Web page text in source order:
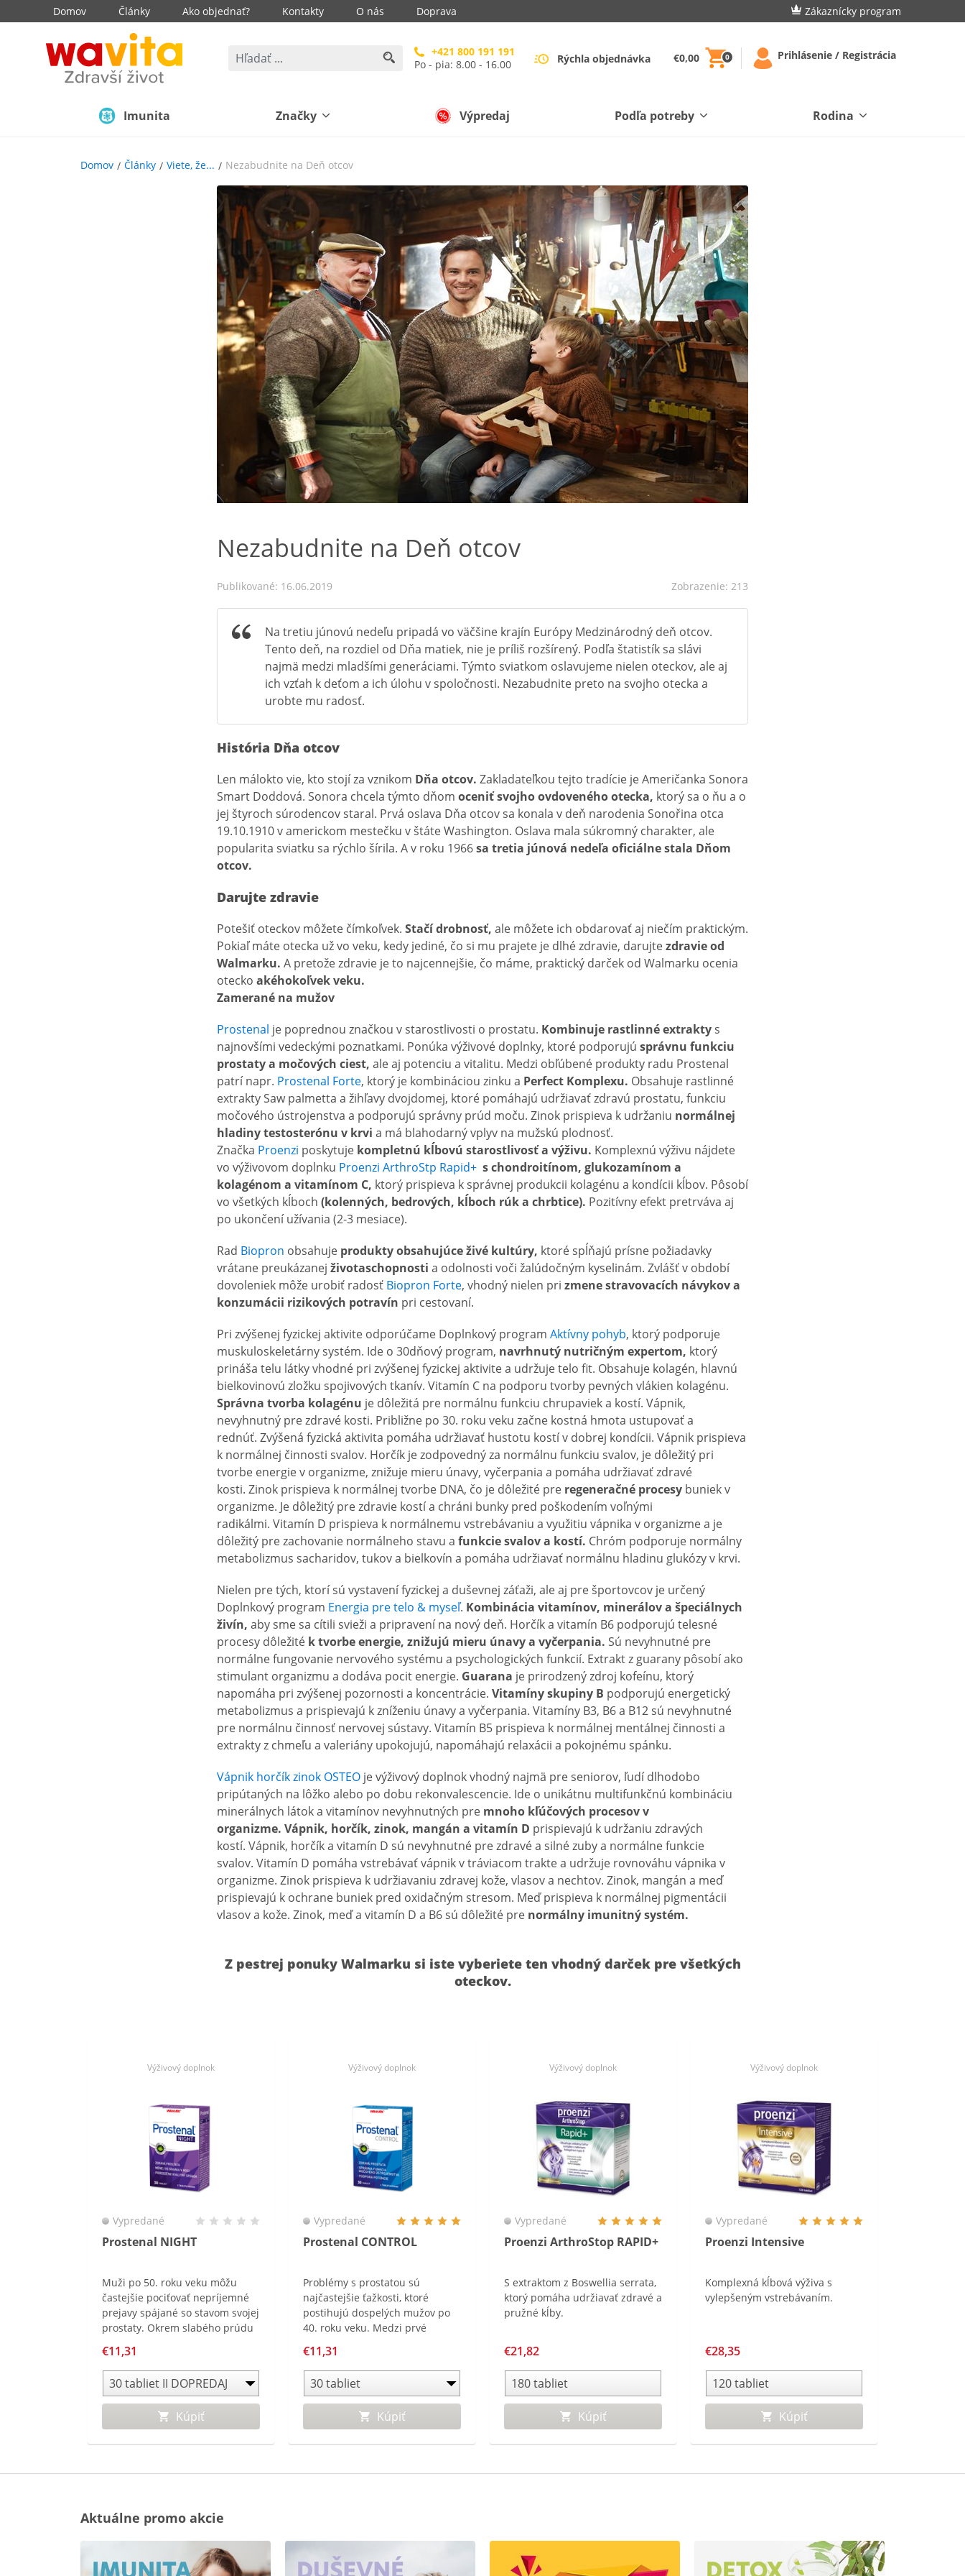
Domov Články Ako objednať? Kontakty O nás Doprava Zákaznícky program
+421 800 191 191
Po - pia: 8.00 - 16.00
Rýchla objednávka €0,00 0 Prihlásenie / Registrácia
Imunita Značky Výpredaj Podľa potreby Rodina
Domov Články Viete, že... Nezabudnite na Deň otcov
Nezabudnite na Deň otcov
Publikované: 16.06.2019 Zobrazenie: 213
Na tretiu júnovú nedeľu pripadá vo väčšine krajín Európy Medzinárodný deň otcov.
Tento deň, na rozdiel od Dňa matiek, nie je príliš rozšírený. Podľa štatistík sa slávi
najmä medzi mladšími generáciami. Týmto sviatkom oslavujeme nielen oteckov, ale aj
ich vzťah k deťom a ich úlohu v spoločnosti. Nezabudnite preto na svojho otecka a
urobte mu radosť.
História Dňa otcov
Len málokto vie, kto stojí za vznikom Dňa otcov. Zakladateľkou tejto tradície je Američanka Sonora
Smart Doddová. Sonora chcela týmto dňom oceniť svojho ovdoveného otecka, ktorý sa o ňu a o
jej štyroch súrodencov staral. Prvá oslava Dňa otcov sa konala v deň narodenia Sonořina otca
19.10.1910 v americkom mestečku v štáte Washington. Oslava mala súkromný charakter, ale
popularita sviatku sa rýchlo šírila. A v roku 1966sa tretia júnová nedeľa oficiálne stala Dňom
otcov.
Darujte zdravie
Potešiť oteckov môžete čímkoľvek. Stačí drobnosť, ale môžete ich obdarovať aj niečím praktickým.
Pokiaľ máte otecka už vo veku, kedy jediné, čo si mu prajete je dlhé zdravie, darujtezdravie od
Walmarku. A pretože zdravie je to najcennejšie, čo máme, praktický darček od Walmarku ocenia
otecko akéhokoľvek veku.
Zamerané na mužov
Prostenal je poprednou značkou v starostlivosti o prostatu. Kombinuje rastlinné extraktys
najnovšími vedeckými poznatkami. Ponúka výživové doplnky, ktoré podporujú správnu funkciu
prostaty a močových ciest, ale aj potenciu a vitalitu. Medzi obľúbené produkty radu Prostenal
patrí napr. Prostenal Forte, ktorý je kombináciou zinku a Perfect Komplexu. Obsahuje rastlinné
extrakty Saw palmetta a žihľavy dvojdomej, ktoré pomáhajú udržiavať zdravú prostatu, funkciu
močového ústrojenstva a podporujú správny prúd moču. Zinok prispieva k udržaniu normálnej
hladiny testosterónu v krvi a má blahodarný vplyv na mužskú plodnosť.
Značka Proenzi poskytuje kompletnú kĺbovú starostlivosť a výživu. Komplexnú výživu nájdete
vo výživovom doplnku Proenzi ArthroStp Rapid+ s chondroitínom, glukozamínom a
kolagénom a vitamínom C, ktorý prispieva k správnej produkcii kolagénu a kondícii kĺbov. Pôsobí
vo všetkých kĺboch (kolenných, bedrových, kĺboch rúk a chrbtice). Pozitívny efekt pretrváva aj
po ukončení užívania (2-3 mesiace).
Rad Biopron obsahuje produkty obsahujúce živé kultúry, ktoré spĺňajú prísne požiadavky
vrátane preukázanej životaschopnosti a odolnosti voči žalúdočným kyselinám. Zvlášť v období
dovoleniek môže urobiť radosť Biopron Forte, vhodný nielen pri zmene stravovacích návykov a
konzumácii rizikových potravín pri cestovaní.
Pri zvýšenej fyzickej aktivite odporúčame Doplnkový program Aktívny pohyb, ktorý podporuje
muskuloskeletárny systém. Ide o 30dňový program, navrhnutý nutričným expertom, ktorý
prináša telu látky vhodné pri zvýšenej fyzickej aktivite a udržuje telo fit. Obsahuje kolagén, hlavnú
bielkovinovú zložku spojivových tkanív. Vitamín C na podporu tvorby pevných vlákien kolagénu.
Správna tvorba kolagénu je dôležitá pre normálnu funkciu chrupaviek a kostí. Vápnik,
nevyhnutný pre zdravé kosti. Približne po 30. roku veku začne kostná hmota ustupovať a
rednúť. Zvýšená fyzická aktivita pomáha udržiavať hustotu kostí v dobrej kondícii. Vápnik prispieva
k normálnej činnosti svalov. Horčík je zodpovedný za normálnu funkciu svalov, je dôležitý pri
tvorbe energie v organizme, znižuje mieru únavy, vyčerpania a pomáha udržiavať zdravé
kosti. Zinok prispieva k normálnej tvorbe DNA, čo je dôležité pre regeneračné procesy buniek v
organizme. Je dôležitý pre zdravie kostí a chráni bunky pred poškodením voľnými
radikálmi. Vitamín D prispieva k normálnemu vstrebávaniu a využitiu vápnika v organizme a je
dôležitý pre zachovanie normálneho stavu a funkcie svalov a kostí. Chróm podporuje normálny
metabolizmus sacharidov, tukov a bielkovín a pomáha udržiavať normálnu hladinu glukózy v krvi.
Nielen pre tých, ktorí sú vystavení fyzickej a duševnej záťaži, ale aj pre športovcov je určený
Doplnkový program Energia pre telo & myseľ. Kombinácia vitamínov, minerálov a špeciálnych
živín, aby sme sa cítili svieži a pripravení na nový deň. Horčík a vitamín B6 podporujú telesné
procesy dôležité k tvorbe energie, znižujú mieru únavy a vyčerpania. Sú nevyhnutné pre
normálne fungovanie nervového systému a psychologických funkcií. Extrakt z guarany pôsobí ako
stimulant organizmu a dodáva pocit energie. Guarana je prirodzený zdroj kofeínu, ktorý
napomáha pri zvýšenej pozornosti a koncentrácie. Vitamíny skupiny B podporujú energetický
metabolizmus a prispievajú k zníženiu únavy a vyčerpania. Vitamíny B3, B6 a B12 sú nevyhnutné
pre normálnu činnosť nervovej sústavy. Vitamín B5 prispieva k normálnej mentálnej činnosti a
extrakty z chmeľu a valeriány upokojujú, napomáhajú relaxácii a pokojnému spánku.
Vápnik horčík zinok OSTEO je výživový doplnok vhodný najmä pre seniorov, ľudí dlhodobo
pripútaných na lôžko alebo po dobu rekonvalescencie. Ide o unikátnu multifunkčnú kombináciu
minerálnych látok a vitamínov nevyhnutných pre mnoho kľúčových procesov v
organizme. Vápnik, horčík, zinok, mangán a vitamín D prispievajú k udržaniu zdravých
kostí. Vápnik, horčík a vitamín D sú nevyhnutné pre zdravé a silné zuby a normálne funkcie
svalov. Vitamín D pomáha vstrebávať vápnik v tráviacom trakte a udržuje rovnováhu vápnika v
organizme. Zinok prispieva k udržiavaniu zdravej kože, vlasov a nechtov. Zinok, mangán a meď
prispievajú k ochrane buniek pred oxidačným stresom. Meď prispieva k normálnej pigmentácii
vlasov a kože. Zinok, meď a vitamín D a B6 sú dôležité pre normálny imunitný systém.
Z pestrej ponuky Walmarku si iste vyberiete ten vhodný darček pre všetkých
oteckov.
Výživový doplnok
Prostenal NIGHT
Vypredané
Muži po 50. roku veku môžu
častejšie pociťovať nepríjemné
prejavy spájané so stavom svojej
prostaty. Okrem slabého prúdu
opakovane vstávať pre nutkanie
na močenie. Nedostatok
kvalitného, neprerušovaného
spánku môže potom viesť
k celkovej rannej únave.
€11,31
Kúpiť
Výživový doplnok
Prostenal CONTROL
Vypredané
Problémy s prostatou sú
najčastejšie ťažkosti, ktoré
postihujú dospelých mužov po
40. roku veku. Medzi prvé
a častejšie močenie. Navyše,
problémy s prostatou sa často
spájajú s vyšším rizikom vývoja
ťažkostí s potenciou.
€11,31
Kúpiť
Výživový doplnok
Proenzi ArthroStop RAPID+
Vypredané
S extraktom z Boswellia serrata,
ktorý pomáha udržiavať zdravé a
pružné kĺby.
€21,82
Kúpiť
Výživový doplnok
Proenzi Intensive
Vypredané
Komplexná kĺbová výživa s
vylepšeným vstrebávaním.
€28,35
Kúpiť
Aktuálne promo akcie